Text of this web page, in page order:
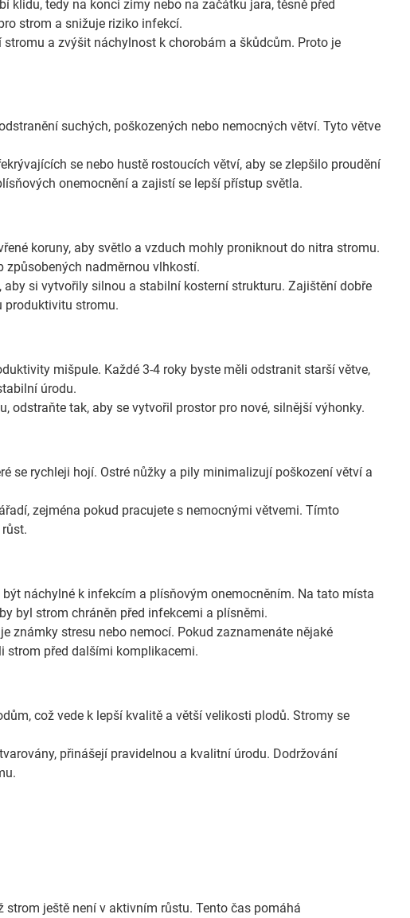
klidu, tedy na konci zimy nebo na začátku jara, těsně před
strom a snižuje riziko infekcí.
a zvýšit náchylnost k chorobám a škůdcům. Proto je
suchých, poškozených nebo nemocných větví. Tyto větve
se nebo hustě rostoucích větví, aby se zlepšilo proudění
onemocnění a zajistí se lepší přístup světla.
koruny, aby světlo a vzduch mohly proniknout do nitra stromu.
způsobených nadměrnou vlhkostí.
si vytvořily silnou a stabilní kosterní strukturu. Zajištění dobře
produktivitu stromu.
mišpule. Každé 3-4 roky byste měli odstranit starší větve,
úrodu.
odstraňte tak, aby se vytvořil prostor pro nové, silnější výhonky.
se rychleji hojí. Ostré nůžky a pily minimalizují poškození větví a
zejména pokud pracujete s nemocnými větvemi. Tímto
náchylné k infekcím a plísňovým onemocněním. Na tato místa
byl strom chráněn před infekcemi a plísněmi.
známky stresu nebo nemocí. Pokud zaznamenáte nějaké
strom před dalšími komplikacemi.
což vede k lepší kvalitě a větší velikosti plodů. Stromy se
přinášejí pravidelnou a kvalitní úrodu. Dodržování
ještě není v aktivním růstu. Tento čas pomáhá